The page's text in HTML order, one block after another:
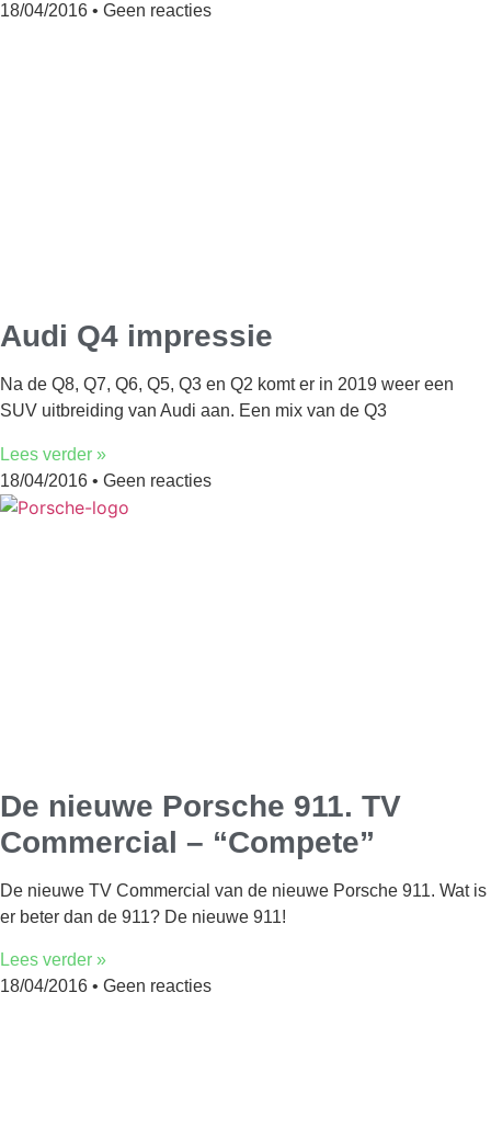
18/04/2016
Geen reacties
Audi Q4 impressie
Na de Q8, Q7, Q6, Q5, Q3 en Q2 komt er in 2019 weer een
SUV uitbreiding van Audi aan. Een mix van de Q3
Lees verder »
18/04/2016
Geen reacties
De nieuwe Porsche 911. TV
Commercial – “Compete”
De nieuwe TV Commercial van de nieuwe Porsche 911. Wat is
er beter dan de 911? De nieuwe 911!
Lees verder »
18/04/2016
Geen reacties